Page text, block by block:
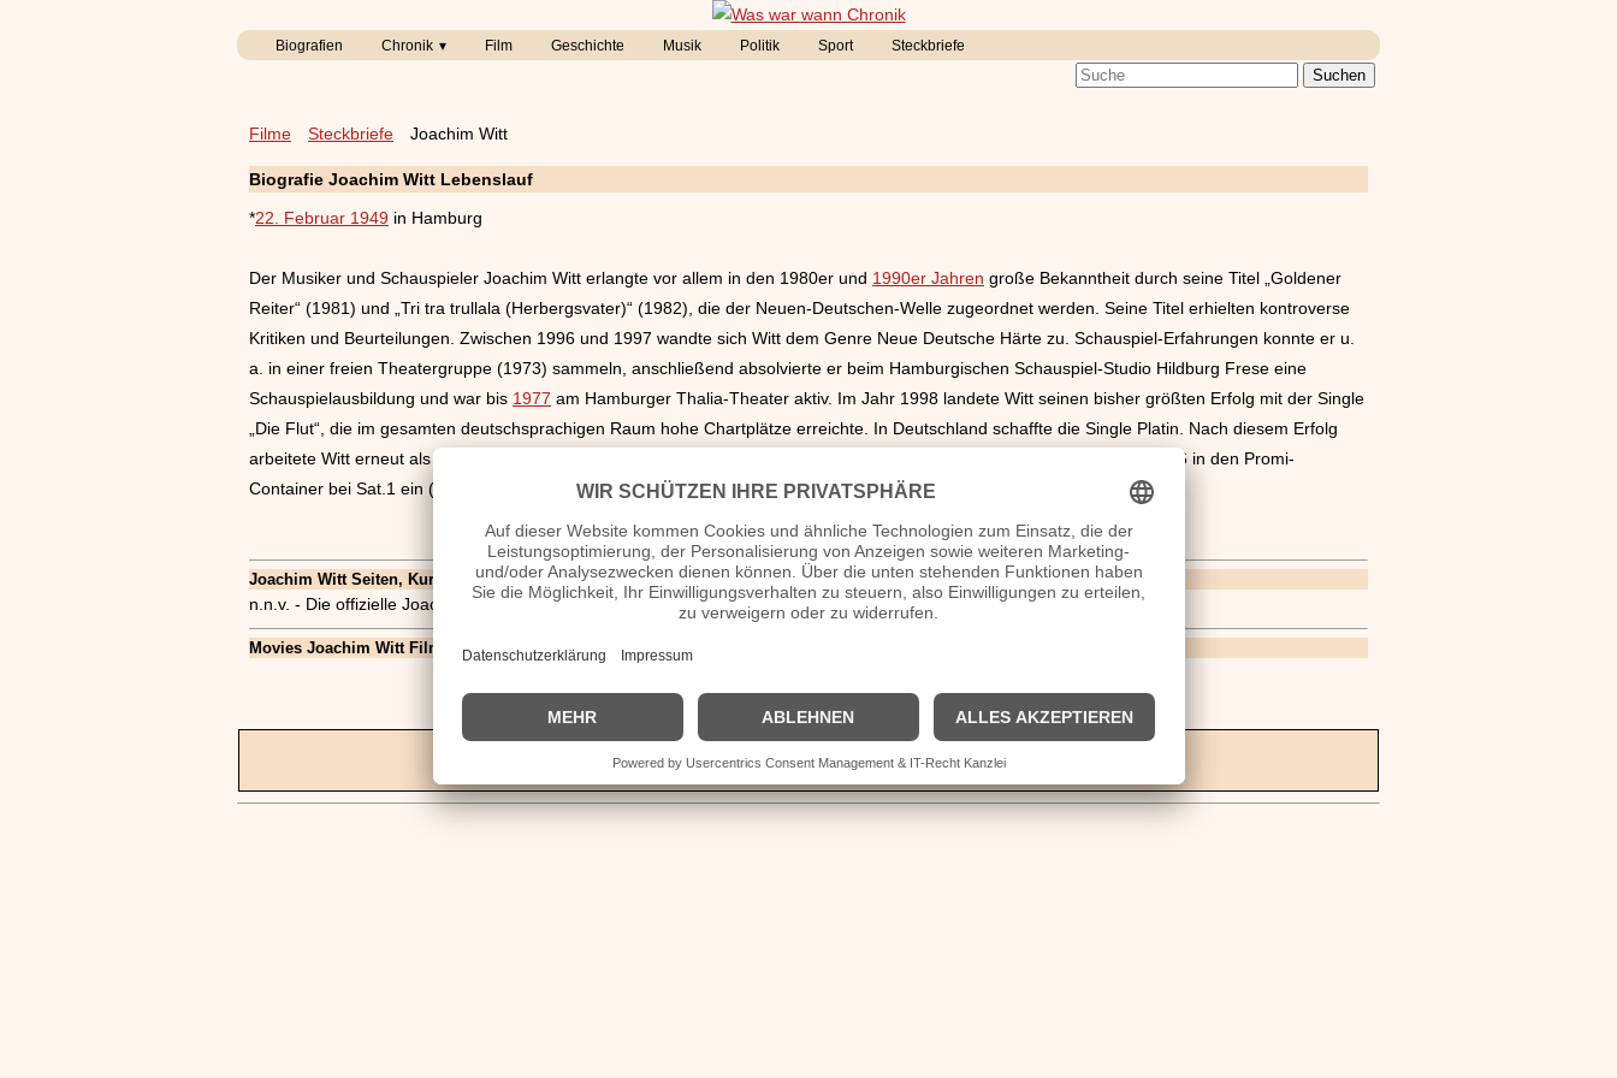
Biografien Chronik Film Geschichte Musik Politik Sport Steckbriefe
Filme Steckbriefe Joachim Witt
Biografie Joachim Witt Lebenslauf
*22. Februar 1949 in Hamburg
Der Musiker und Schauspieler Joachim Witt erlangte vor allem in den 1980er und 1990er Jahren große Bekanntheit durch seine Titel „Goldener
Reiter“ (1981) und „Tri tra trullala (Herbergsvater)“ (1982), die der Neuen-Deutschen-Welle zugeordnet werden. Seine Titel erhielten kontroverse
Kritiken und Beurteilungen. Zwischen 1996 und 1997 wandte sich Witt dem Genre Neue Deutsche Härte zu. Schauspiel-Erfahrungen konnte er u.
a. in einer freien Theatergruppe (1973) sammeln, anschließend absolvierte er beim Hamburgischen Schauspiel-Studio Hildburg Frese eine
Schauspielausbildung und war bis 1977 am Hamburger Thalia-Theater aktiv. Im Jahr 1998 landete Witt seinen bisher größten Erfolg mit der Single
„Die Flut“, die im gesamten deutschsprachigen Raum hohe Chartplätze erreichte. In Deutschland schaffte die Single Platin. Nach diesem Erfolg
arbeitete Witt erneut als Produzent. Um u. a. sein neues Album „Marcel Gothow“ zu promoten, zog Witt im September 2016 in den Promi-
Container bei Sat.1 ein („Promi Big Brother“).
Joachim Witt Seiten, Kurzbio, Familie, verheiratet, Herkunft etc.
n.n.v. - Die offizielle Joachim Witt Homepage / Facebook / X / Instagram Seite
Movies Joachim Witt Filme
| © 2013–2023 was-war-wann.de. Alle Rechte vorbehalten. |
| Kurzbio | Vita | Herkunft |